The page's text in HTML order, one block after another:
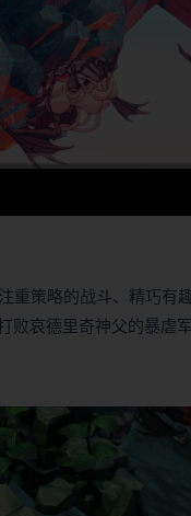
策略的战斗、精巧有
哀德里奇神父的暴虐军